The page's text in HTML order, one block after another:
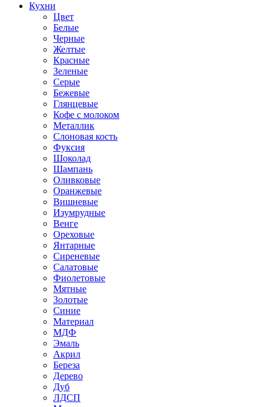
Кухни
Цвет
Белые
Черные
Желтые
Красные
Зеленые
Серые
Бежевые
Глянцевые
Кофе с молоком
Металлик
Слоновая кость
Фуксия
Шоколад
Шампань
Оливковые
Оранжевые
Вишневые
Изумрудные
Венге
Ореховые
Янтарные
Сиреневые
Салатовые
Фиолетовые
Мятные
Золотые
Синие
Материал
МДФ
Эмаль
Акрил
Береза
Дерево
Дуб
ЛДСП